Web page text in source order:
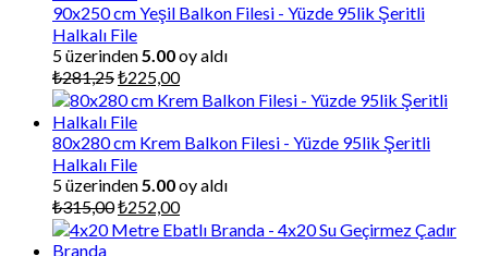
90x250 cm Yeşil Balkon Filesi - Yüzde 95lik Şeritli
Halkalı File
5 üzerinden 5.00oy aldı
₺281,25Orijinal
fiyat:
₺281,25.
₺225,00Şu
andaki
₺225,00.
80x280 cm Krem Balkon Filesi - Yüzde 95lik Şeritli
Halkalı File
5 üzerinden 5.00oy aldı
₺315,00Orijinal
fiyat:
₺252,00Şu
andaki